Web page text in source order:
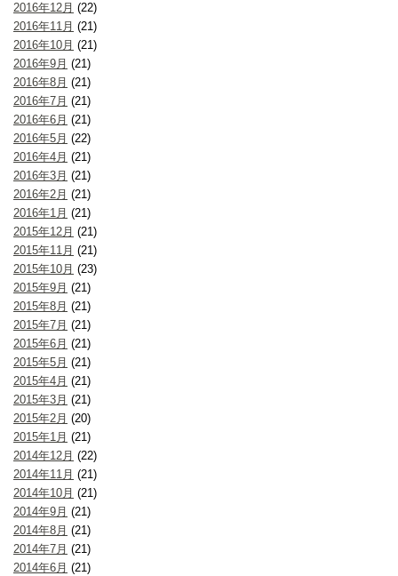
2016年12月 (22)
2016年11月 (21)
2016年10月 (21)
2016年9月 (21)
2016年8月 (21)
2016年7月 (21)
2016年6月 (21)
2016年5月 (22)
2016年4月 (21)
2016年3月 (21)
2016年2月 (21)
2016年1月 (21)
2015年12月 (21)
2015年11月 (21)
2015年10月 (23)
2015年9月 (21)
2015年8月 (21)
2015年7月 (21)
2015年6月 (21)
2015年5月 (21)
2015年4月 (21)
2015年3月 (21)
2015年2月 (20)
2015年1月 (21)
2014年12月 (22)
2014年11月 (21)
2014年10月 (21)
2014年9月 (21)
2014年8月 (21)
2014年7月 (21)
2014年6月 (21)